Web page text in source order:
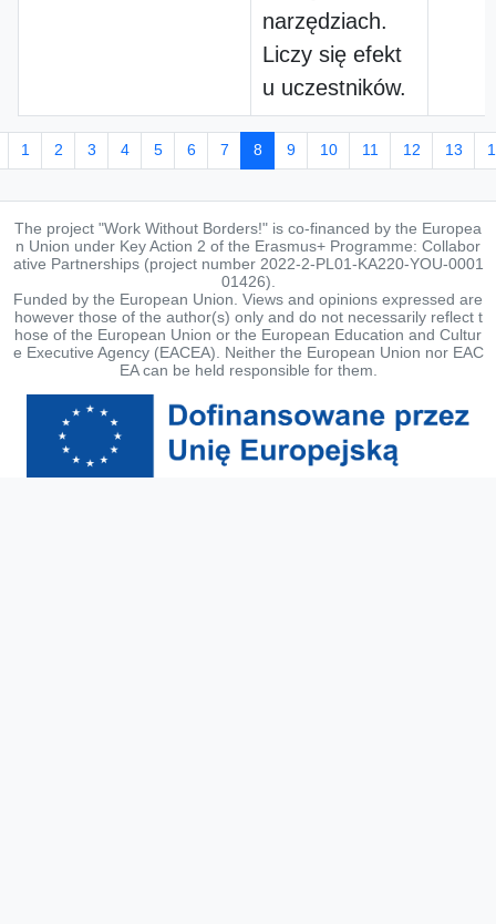
narzędziach.
Liczy się efekt
u uczestników.
1 2 3 4 5 6 7 8 9 10 11 12 13
The project "Work Without Borders!" is co-financed by the Europea
n Union under Key Action 2 of the Erasmus+ Programme: Collabor
ative Partnerships (project number 2022-2-PL01-KA220-YOU-0001
01426).
Funded by the European Union. Views and opinions expressed are
however those of the author(s) only and do not necessarily reflect t
hose of the European Union or the European Education and Cultur
e Executive Agency (EACEA). Neither the European Union nor EAC